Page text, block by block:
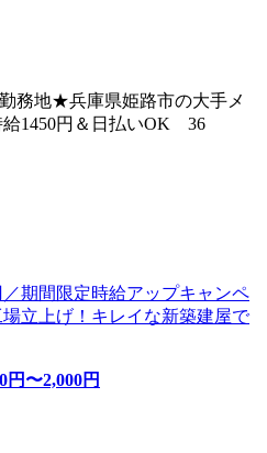
務地★兵庫県姫路市の大手メ
1450円＆日払いOK 36
期間限定時給アップキャンペ
立上げ！キレイな新築建屋で
円〜2,000円